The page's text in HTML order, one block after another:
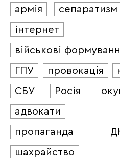
армія
сепаратизм
інтернет
військові
ГПУ
провокація
СБУ
Росія
адвокати
пропаганда
шахрайство